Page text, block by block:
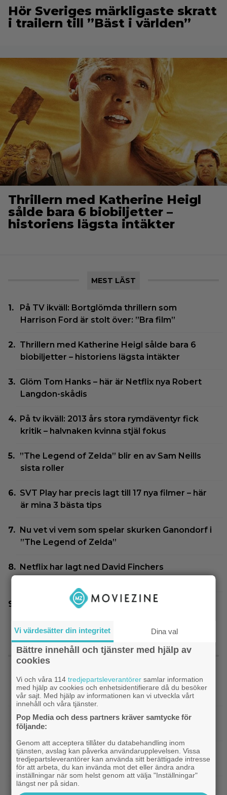
Hör Sveriges märkligaste skratt
i trailern till ”Bäst i världen”
Thrillern med Katherine Heigl
sålde bara 6 biobiljetter –
historiens lägsta intäkter
MEST LÄST
På TV ikväll: Bortglömda thrillern som
Harrison Ford är stolt över: ”Bra film”
Thrillern med Katherine Heigl sålde bara 6
biobiljetter – historiens lägsta intäkter
Glöm Tom Hanks – här är Netflix nya Robert
Langdon-skådis
På tv ikväll: 2013 års stora rymdäventyr fick
kritik – halvnaken kvinna stjäl fokus
”The Legend of Zelda” blir en av Sam Neills
sista roller
SVT Play har precis lagt till 17 nya filmer – här
är mina 3 bästa tips
Nu vet vi vem som spelar skurken Ganondorf i
”The Legend of Zelda”
Netflix har lagt ned David Finchers
Jim Carrey klar för ny långfilm – baserad på
SENASTE NYTT
HBO Max| Två nya skådisar redo att skapa
drama i ”Heated Rivalry” säsong 2
Netflix|Netflix har stängt in en snubbe i en
reklamskylt – PR-tricket som får LA att titta upp
Dokumentär| Hör Sveriges märkligaste skratt i
trailern till ”Bäst i världen”
Bioaktuellt|Ny milstolpe för ”The Odyssey” –
Vi värdesätter din integritet Dina val
Bättre innehåll och tjänster med hjälp av
cookies
Vi och våra 114tredjepartsleverantörer samlar information
med hjälp av cookies och enhetsidentifierare då du besöker
vår sajt. Med hjälp av informationen kan vi utveckla vårt
innehåll och våra tjänster.
Pop Media och dess partners kräver samtycke för
följande:
Genom att acceptera tillåter du databehandling inom
tjänsten, avslag kan påverka användarupplevelsen. Vissa
tredjepartsleverantörer kan använda sitt berättigade intresse
för att arbeta, du kan invända mot det eller ändra andra
inställningar när som helst genom att välja "Inställningar"
längst ner på sidan.